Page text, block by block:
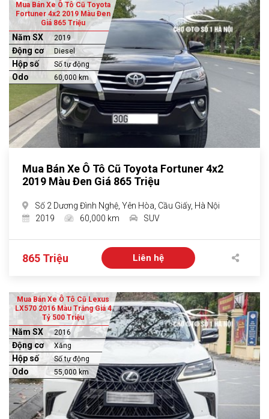
Mua Bán Xe Ô Tô Cũ Toyota
Fortuner 4x2 2019 Màu Đen
Giá 865 Triệu
Năm SX 2019
Động cơ Diesel
Hộp số Số tự động
Odo 60,000 km
Mua Bán Xe Ô Tô Cũ Toyota Fortuner 4x2
2019 Màu Đen Giá 865 Triệu
Số 2 Dương Đình Nghệ, Yên Hòa, Cầu Giấy, Hà Nội
2019
60,000 km SUV
865 Triệu Liên hệ
Mua Bán Xe Ô Tô Cũ Lexus
LX570 2016 Màu Trắng Giá 4
Tỷ 500 Triệu
Năm SX 2016
Động cơ Xăng
Hộp số Số tự động
Odo 55,000 km